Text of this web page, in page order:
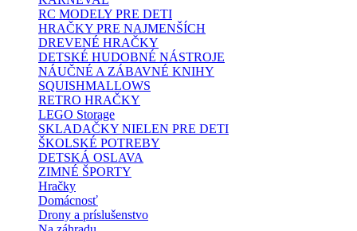
RC MODELY PRE DETI
HRAČKY PRE NAJMENŠÍCH
DREVENÉ HRAČKY
DETSKÉ HUDOBNÉ NÁSTROJE
NÁUČNÉ A ZÁBAVNÉ KNIHY
SQUISHMALLOWS
RETRO HRAČKY
LEGO Storage
SKLADAČKY NIELEN PRE DETI
ŠKOLSKÉ POTREBY
DETSKÁ OSLAVA
ZIMNÉ ŠPORTY
Hračky
Domácnosť
Drony a príslušenstvo